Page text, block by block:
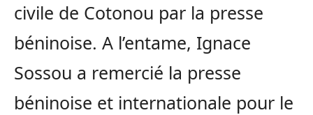
civile de Cotonou par la presse
béninoise. A l’entame, Ignace
Sossou a remercié la presse
béninoise et internationale pour le